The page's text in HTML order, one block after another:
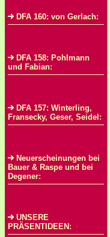
DFA 160: von Gerlach:
DFA 158: Pohlmann
und Fabian:
DFA 157: Winterling,
Fransecky, Geser, Seidel:
Neuerscheinungen bei
Bauer & Raspe und bei
Degener:
UNSERE
PRÄSENTIDEEN: